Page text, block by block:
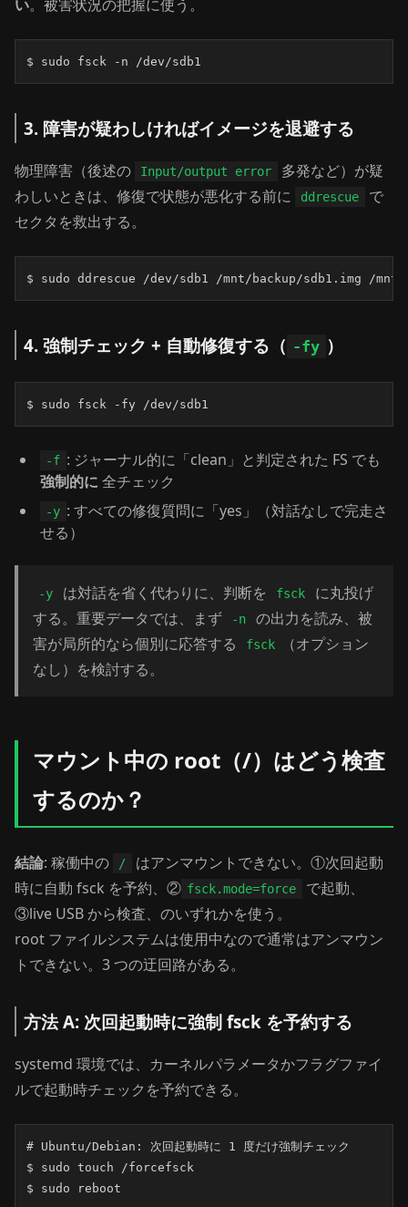
い。被害状況の把握に使う。
$ sudo fsck -n /dev/sdb1
3. 障害が疑わしければイメージを退避する
物理障害（後述の Input/output error
多発など）が疑
わしいときは、修復で状態が悪化する前に
ddrescue
で
セクタを救出する。
$ sudo ddrescue /dev/sdb1 /mnt/backup/sdb1.img /mnt/
4. 強制チェック + 自動修復する（ -fy ）
$ sudo fsck -fy /dev/sdb1
-f : ジャーナル的に「clean」と判定された FS でも
強制的に 全チェック
-y : すべての修復質問に「yes」（対話なしで完走さ
せる）
-y は対話を省く代わりに、判断を fsck
に丸投げ
する。重要データでは、まず
-n
の出力を読み、被
害が局所的なら個別に応答する
fsck
（オプション
なし）を検討する。
マウント中の root（/）はどう検査
するのか？
結論: 稼働中の /
はアンマウントできない。①次回起動
時に自動 fsck を予約、② fsck.mode=force
で起動、
③live USB から検査、のいずれかを使う。
root ファイルシステムは使用中なので通常はアンマウン
トできない。3 つの迂回路がある。
方法 A: 次回起動時に強制 fsck を予約する
systemd 環境では、カーネルパラメータかフラグファイ
ルで起動時チェックを予約できる。
# Ubuntu/Debian: 次回起動時に 1 度だけ強制チェック
$ sudo touch /forcefsck
$ sudo reboot